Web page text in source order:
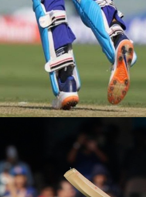
ಟೀಂ ಇಂಡಿಯಾ
ಪುತ್ರಿ ಸಾರಾ
ಡೇಟಿಂಗ್ ನಲ್ಲಿದ್ದರು ಎಂಬ
ಇಬ್ಬರೂ ಬ್ರೇಕಪ್
ಎನ್ನಲಾಗಿದೆ.